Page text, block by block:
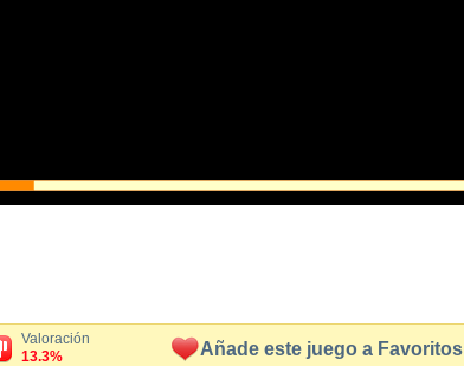
Valoración
13.3%
Añade este juego a Favoritos